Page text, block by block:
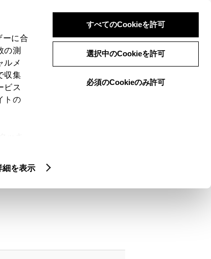
に合
の測
ルメ
収集
ビス
トの
細を表示
すべてのCookieを許可
選択中のCookieを許可
必須のCookieのみ許可
ログイン 検索 メニュー